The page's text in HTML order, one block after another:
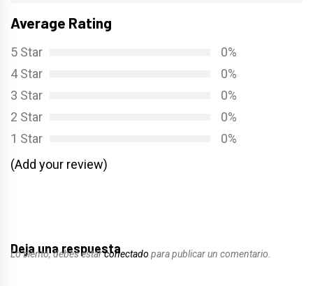
Average Rating
5 Star
0%
4 Star
0%
3 Star
0%
2 Star
0%
1 Star
0%
(Add your review)
Deja una respuesta
Lo siento, debes estarconectado para publicar un comentario.